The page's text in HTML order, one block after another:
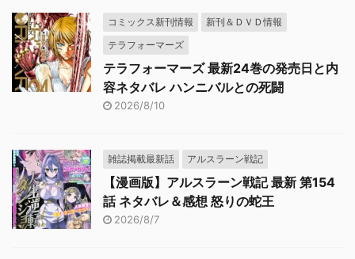
コミックス新刊情報
新刊＆ＤＶＤ情報
テラフォーマーズ
テラフォーマーズ 最新24巻の発売日と内
容ネタバレ ハンニバルとの死闘
2026/8/10
雑誌掲載最新話 アルスラーン戦記
【漫画版】アルスラーン戦記 最新 第154
話 ネタバレ＆感想 怒りの蛇王
2026/8/7